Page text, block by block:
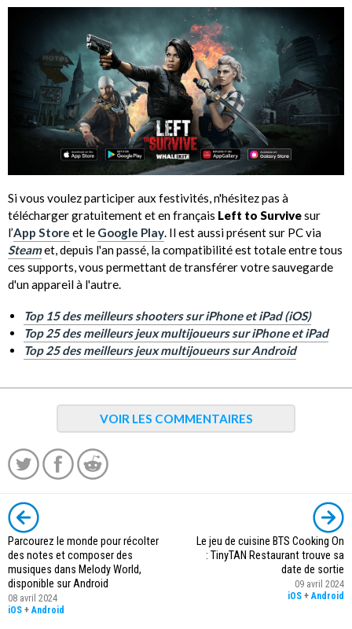
Si vous voulez participer aux festivités, n'hésitez pas à
télécharger gratuitement et en français Left to Survivesur
l’App Store et le Google Play. Il est aussi présent sur PC via
Steamet, depuis l'an passé, la compatibilité est totale entre tous
ces supports, vous permettant de transférer votre sauvegarde
d'un appareil à l'autre.
Top 15 des meilleurs shooters sur iPhone et iPad (iOS)
Top 25 des meilleurs jeux multijoueurs sur iPhone et iPad
Top 25 des meilleurs jeux multijoueurs sur Android
VOIR LES COMMENTAIRES
Parcourez le monde pour récolter
des notes et composer des
musiques dans Melody World,
disponible sur Android
08 avril 2024
iOS + Android
Le jeu de cuisine BTS Cooking On
: TinyTAN Restaurant trouve sa
date de sortie
09 avril 2024
iOS + Android